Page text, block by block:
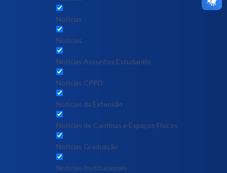
Notícias
Notícias
Notícias Assuntos Estudantis
Notícias CPPD
Notícias da Extensão
Notícias de Cantinas e Espaços Físicos
Notícias Graduação
Notícias Institucionais